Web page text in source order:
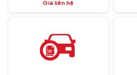
Giá liên hệ